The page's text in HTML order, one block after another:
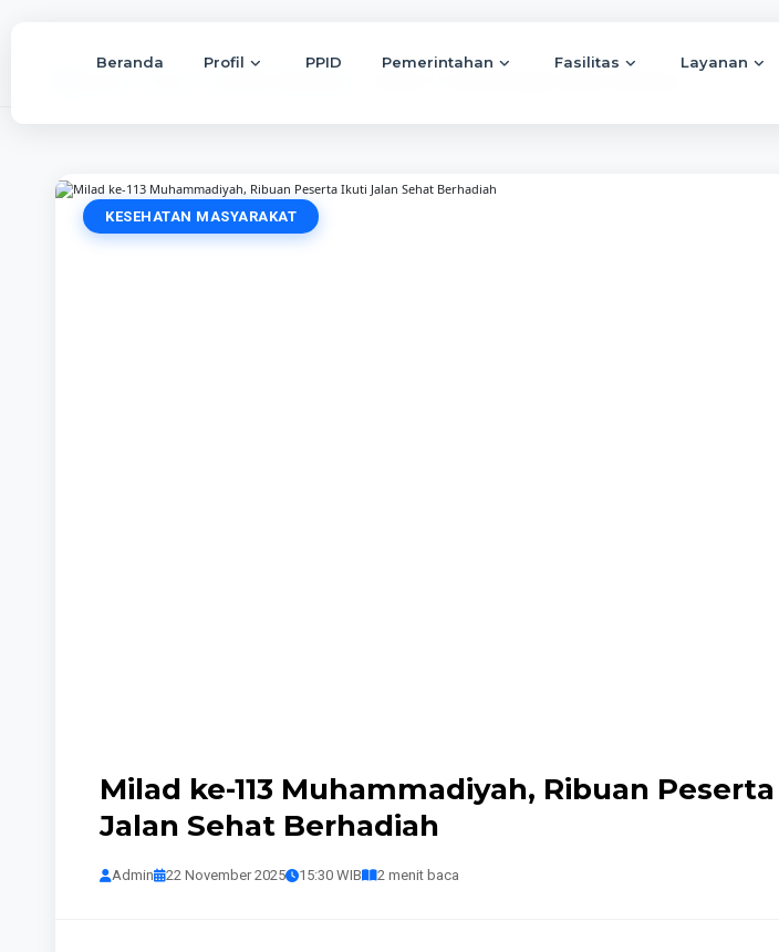
Beranda Profil PPID Pemerintahan Fasilitas Layanan
KESEHATAN MASYARAKAT
Milad ke-113 Muhammadiyah, Ribuan
Jalan Sehat Berhadiah
Admin 22 November 2025 15:30 WIB 2 menit baca